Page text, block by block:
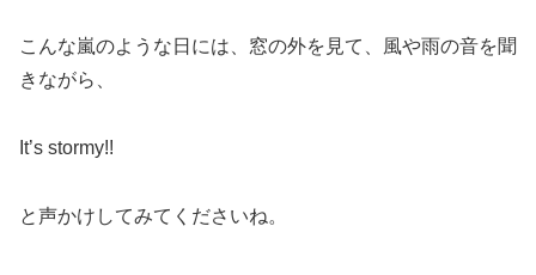
こんな嵐のような日には、窓の外を見て、風や雨の音を聞
きながら、
It’s stormy!!
と声かけしてみてくださいね。